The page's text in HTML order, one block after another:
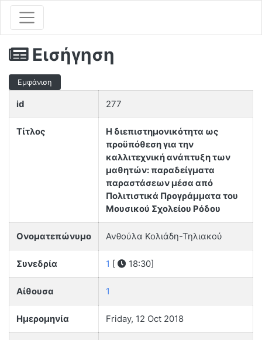
Εισήγηση
Εμφάνιση
id 277
Τίτλος
Η διεπιστημονικότητα ως
προϋπόθεση για την
καλλιτεχνική ανάπτυξη των
μαθητών: παραδείγματα
παραστάσεων μέσα από
Πολιτιστικά Προγράμματα του
Μουσικού Σχολείου Ρόδου
Ονοματεπώνυμο Ανθούλα Κολιάδη-Τηλιακού
Συνεδρία 1 [ 18:30]
Αίθουσα 1
Ημερομηνία Friday, 12 Oct 2018